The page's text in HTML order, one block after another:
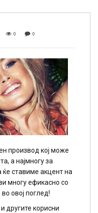
0 0
производ кој може
а најмногу за
ќе ставиме акцент на
многу ефикасно со
овој поглед!
другите корисни